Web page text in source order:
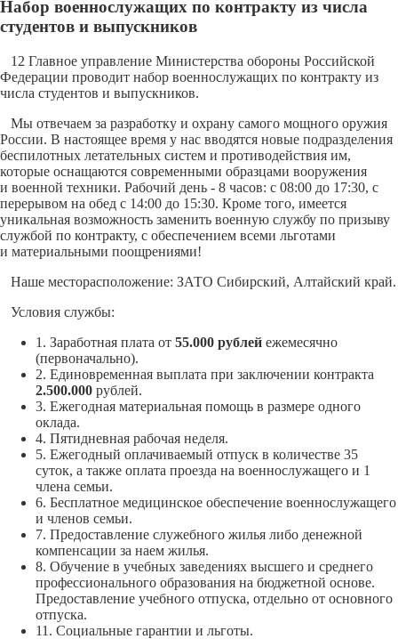
Набор военнослужащих по контракту из числа
студентов и выпускников
12 Главное управление Министерства обороны Российской
Федерации проводит набор военнослужащих по контракту из
числа студентов и выпускников.
Мы отвечаем за разработку и охрану самого мощного оружия
России. В настоящее время у нас вводятся новые подразделения
беспилотных летательных систем и противодействия им,
которые оснащаются современными образцами вооружения
и военной техники. Рабочий день - 8 часов: с 08:00 до 17:30, с
перерывом на обед с 14:00 до 15:30. Кроме того, имеется
уникальная возможность заменить военную службу по призыву
службой по контракту, с обеспечением всеми льготами
и материальными поощрениями!
Наше месторасположение: ЗАТО Сибирский, Алтайский край.
Условия службы:
1. Заработная плата от 55.000 рублей ежемесячно
(первоначально).
2. Единовременная выплата при заключении контракта
2.500.000 рублей.
3. Ежегодная материальная помощь в размере одного
оклада.
4. Пятидневная рабочая неделя.
5. Ежегодный оплачиваемый отпуск в количестве 35
суток, а также оплата проезда на военнослужащего и 1
члена семьи.
6. Бесплатное медицинское обеспечение военнослужащего
и членов семьи.
7. Предоставление служебного жилья либо денежной
компенсации за наем жилья.
8. Обучение в учебных заведениях высшего и среднего
профессионального образования на бюджетной основе.
Предоставление учебного отпуска, отдельно от основного
отпуска.
11. Социальные гарантии и льготы.